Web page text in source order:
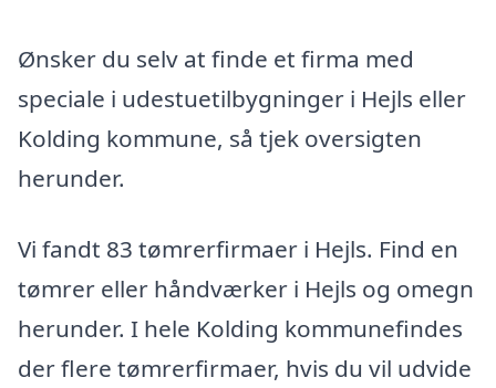
Ønsker du selv at finde et firma med
speciale i udestuetilbygninger i Hejls eller
Kolding kommune, så tjek oversigten
herunder.
Vi fandt 83 tømrerfirmaer i Hejls. Find en
tømrer eller håndværker i Hejls og omegn
herunder. I hele Kolding kommunefindes
der flere tømrerfirmaer, hvis du vil udvide